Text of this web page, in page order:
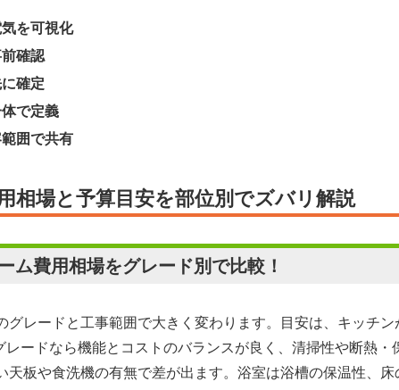
を可視化
確認
確定
で定義
囲で共有
相場と予算目安を部位別でズバリ解説
ム費用相場をグレード別で比較！
グレードと工事範囲で大きく変わります。目安は、キッチ
ードなら機能とコストのバランスが良く、清掃性や断熱・
天板や食洗機の有無で差が出ます。浴室は浴槽の保温性、